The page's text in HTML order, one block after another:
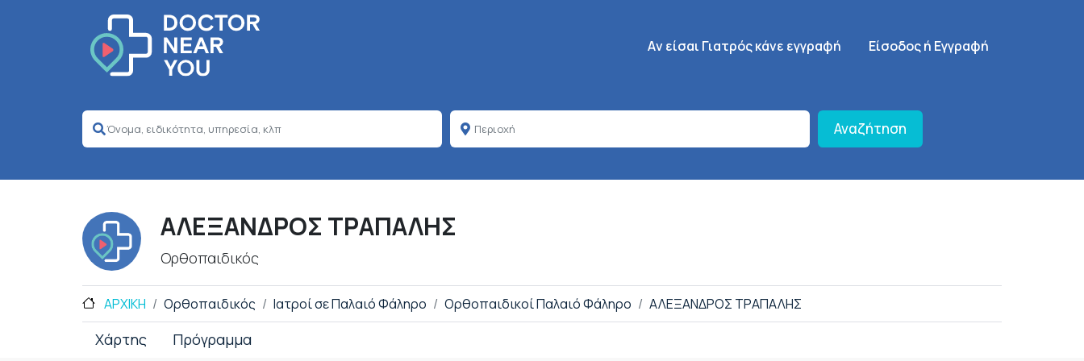
Κεντρική πλοήγηση
Aν είσαι Γιατρός κάνε εγγραφή SignUp Menu
Είσοδος ή Εγγραφή
Αναζήτηση
ΑΛΕΞΑΝΔΡΟΣ ΤΡΑΠΑΛΗΣ
Ορθοπαιδικός
ΑΡΧΙΚΗ Ορθοπαιδικός Ιατροί σε Παλαιό Φάληρο Ορθοπαιδικοί Παλαιό Φάληρο ΑΛΕΞΑΝΔΡΟΣ ΤΡΑΠΑΛΗΣ
Χάρτης Πρόγραμμα